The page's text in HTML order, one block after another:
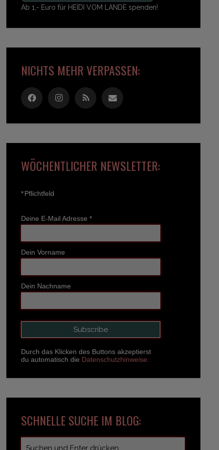
Ab 1,- Euro für HEIDI VOM LANDE spenden!
NICHTS MEHR VERPASSEN:
WÖCHENTLICHER NEWSLETTER:
*Pflichtfeld
Deine E-Mail Adresse *
Dein Vorname
Dein Nachname
Durch das Klicken des Buttons akzeptierst
du automatisch die Datenschutzhinweise.
SCHNELLE SUCHE IM BLOG: